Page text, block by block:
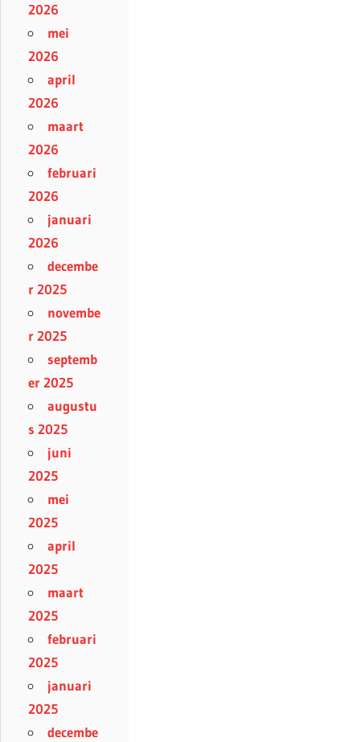
2026
mei
2026
april
2026
maart
2026
februari
2026
januari
2026
decembe
r 2025
novembe
r 2025
septemb
er 2025
augustu
s 2025
juni
2025
mei
2025
april
2025
maart
2025
februari
2025
januari
2025
decembe